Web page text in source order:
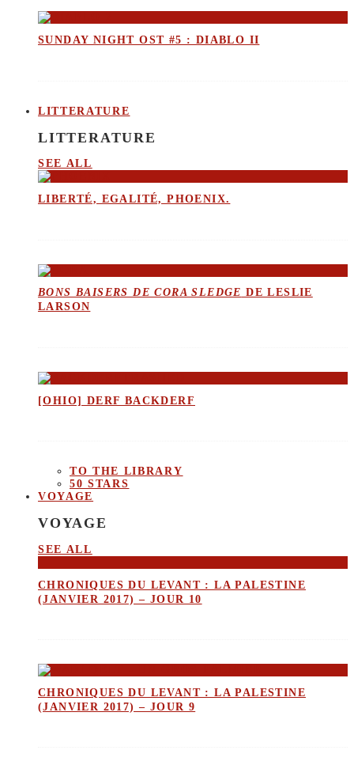
SUNDAY NIGHT OST #5 : DIABLO II
LITTERATURE
LITTERATURE
SEE ALL
LIBERTÉ, EGALITÉ, PHOENIX.
BONS BAISERS DE CORA SLEDGE DE LESLIE
LARSON
[OHIO] DERF BACKDERF
TO THE LIBRARY
50 STARS
VOYAGE
VOYAGE
SEE ALL
CHRONIQUES DU LEVANT : LA PALESTINE
(JANVIER 2017) – JOUR 10
CHRONIQUES DU LEVANT : LA PALESTINE
(JANVIER 2017) – JOUR 9